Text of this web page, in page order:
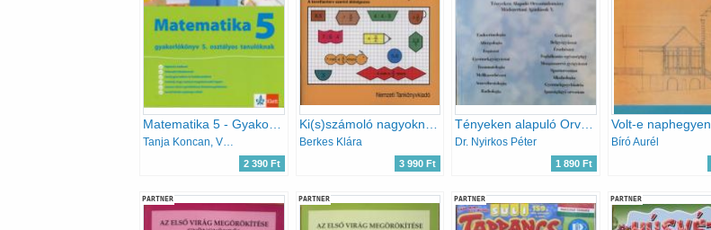
2 390 Ft
Berkes Klára
3 990 Ft
Dr. Nyirkos Péter
1 890 Ft
Bíró Aurél
PARTNER PARTNER PARTNER PARTNER